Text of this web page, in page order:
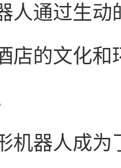
人通过生
店的文化和
机器人成为